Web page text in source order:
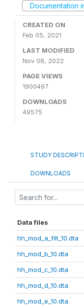
Documentation
CREATED ON
Feb 05, 2021
LAST MODIFIED
Nov 08, 2022
PAGE VIEWS
1900497
DOWNLOADS
49575
STUDY
DOWNLOADS
Data files
hh_mod_a_filt_10.dta
hh_mod_b_10.dta
hh_mod_c_10.dta
hh_mod_d_10.dta
hh_mod_e_10.dta